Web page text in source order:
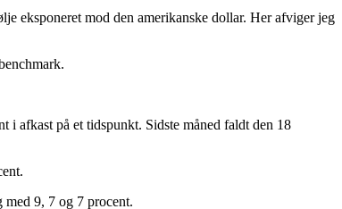
eksponeret mod den amerikanske dollar. Her afviger jeg
i afkast på et tidspunkt. Sidste måned faldt den 18
med 9, 7 og 7 procent.